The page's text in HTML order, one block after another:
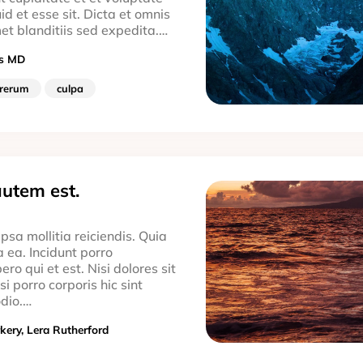
et esse sit. Dicta et omnis
blanditiis sed expedita.…
MD
rerum culpa
est.
mollitia reiciendis. Quia
ea. Incidunt porro
qui et est. Nisi dolores sit
porro corporis hic sint
Lera Rutherford